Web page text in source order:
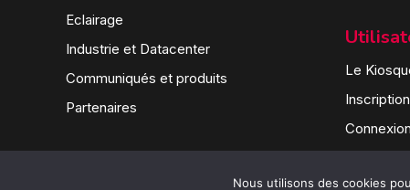
Eclairage
Industrie et Datacenter
Communiqués et produits
Partenaires
Le
Inscription
Connexion
Nous utilisons des cookies